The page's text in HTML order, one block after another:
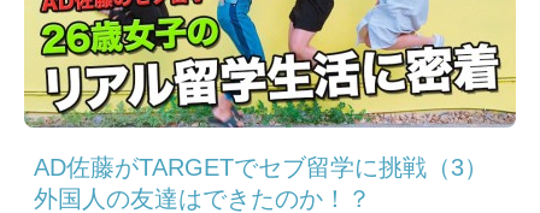
AD佐藤がTARGETでセブ留学に挑戦（3）
外国人の友達はできたのか！？